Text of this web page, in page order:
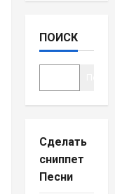
ПОИСК
Сделать
сниппет
Песни